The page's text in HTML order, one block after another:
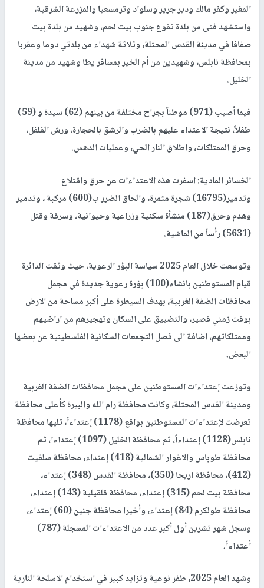
المغير وكفر مالك ودير جرير وسلواد وترمسعيا والمزرعة الشرقية،
واستشهد فتى من بلدة تقوع جنوب بيت لحم، وشهيد من بلدة بيت
صفافا في مدينة القدس المحتلة، وثلاثة شهداء من بلدتي دوما وعقربا
بمحافظة نابلس، وشهيدين من أم الخير بمسافر يطا وشهيد من مدينة
الخليل.
فيما أصيب (971) موطناً بجراح مختلفة من بينهم (62) سيدة و (59)
طفلاً، نتيجة الاعتداء عليهم بالضرب والرشق بالحجارة، ورش الفلفل،
وحرق الممتلكات، واطلاق النار الحي، وعمليات الدهس.
الخسائر المادية: اسفرت هذه الاعتداءات عن حرق واقتلاع
وتدمير(16795) شجرة مثمرة، والحاق الضرر ب(600) مركبة ، وتدمير
وهدم وحرق(187) منشأة سكنية وزراعية وحيوانية، وسرقة وقتل
(5631) رأساً من الماشية.
وتوسعت خلال العام 2025 سياسة البؤر الرعوية، حيث وثقت الدائرة
قيام المستوطنين بانشاء(100) بؤرة رعوية جديدة في مجمل
محافظات الضفة الغربية، بهدف السيطرة على أكبر مساحة من الارض
بوقت زمني قصير، والتضييق على السكان وتهجيرهم من اراضيهم
وممتلكاتهم، اضافة الى فصل التجمعات السكانية الفلسطينية عن بعضها
البعض.
وتوزعت إعتداءات المستوطنين على مجمل محافظات الضفة الغربية
ومدينة القدس المحتلة، وكانت محافظة رام الله والبيرة كأعلى محافظة
تعرضت لإعتداءات المستوطنين بواقع (1178) إعتداءاً، تليها محافظة
نابلس(1128) إعتداءاً، ثم محافظة الخليل (1097) إعتداءا، ثم
محافظة طوباس والاغوار الشمالية (418) إعتداء، محافظة سلفيت
(412)، محافظة اريحا (350)، محافظة القدس (348) إعتداء،
محافظة بيت لحم (315) إعتداء، محافظة قلقيلية (143) إعتداء،
محافظة طولكرم (84) إعتداء، وأخيرا محافظة جنين (60) إعتداء،
وسجل شهر تشرين أول أكبر عدد من الاعتداءات المسجلة (787)
أعتداءاً.
وشهد العام 2025، طفر نوعية وتزايد كبير في استخدام الاسلحة النارية